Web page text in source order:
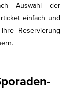
Auswahl der
einfach und
Reservierung